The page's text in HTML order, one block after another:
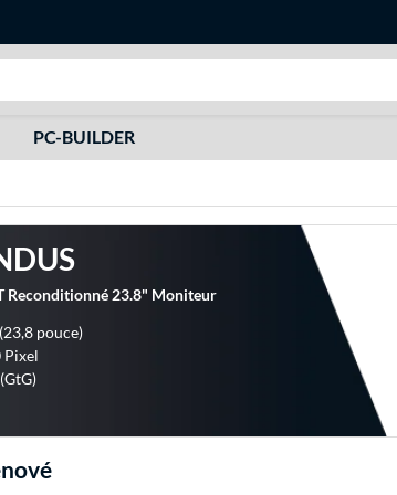
PC-BUILDER
Reconditionné 23.8" Moniteur
pouce)
Pixel